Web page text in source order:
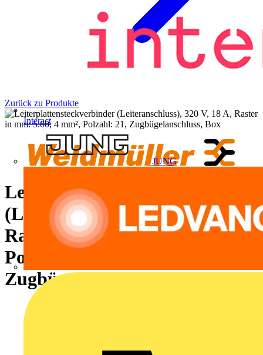
Interact
JUNG
Zurück zu Produkte
Leiterplattensteckverbinder
(Leiteranschluss), 320 V, 18 A,
Raster in mm: 5.00, 4 mm²,
Polzahl: 21,
Zugbügelanschluss, Box